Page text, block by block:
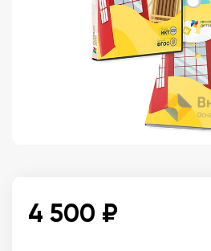
4 500 ₽